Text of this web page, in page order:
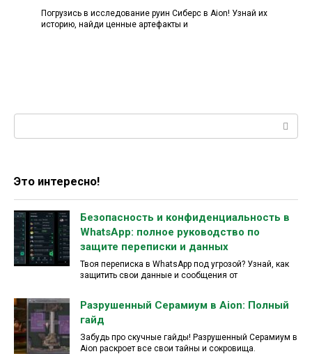
Погрузись в исследование руин Сиберс в Aion! Узнай их
историю, найди ценные артефакты и
Это интересно!
Безопасность и конфиденциальность в
WhatsApp: полное руководство по
защите переписки и данных
Твоя переписка в WhatsApp под угрозой? Узнай, как
защитить свои данные и сообщения от
Разрушенный Серамиум в Aion: Полный
гайд
Забудь про скучные гайды! Разрушенный Серамиум в
Aion раскроет все свои тайны и сокровища.